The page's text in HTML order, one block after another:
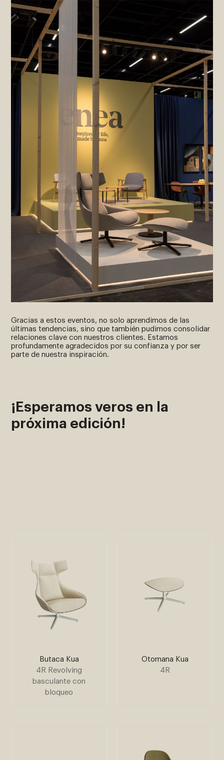
Gracias a estos eventos, no solo aprendimos de las
últimas tendencias, sino que también pudimos consolidar
relaciones clave con nuestros clientes. Estamos
profundamente agradecidos por su confianza y por ser
parte de nuestra inspiración.
¡Esperamos veros en la
próxima edición!
Butaca Kua
4R Revolving
basculante con
bloqueo
Otomana Kua
4R